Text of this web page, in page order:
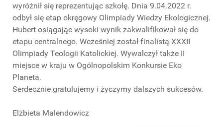
wyróżnił się reprezentując szkołę. Dnia 9.04.2022 r.
odbył się etap okręgowy Olimpiady Wiedzy Ekologicznej.
Hubert osiągając wysoki wynik zakwalifikował się do
etapu centralnego. Wcześniej został finalistą XXXII
Olimpiady Teologii Katolickiej. Wywalczył także II
miejsce w kraju w Ogólnopolskim Konkursie Eko
Planeta.
Serdecznie gratulujemy i życzymy dalszych sukcesów.
Elżbieta Malendowicz